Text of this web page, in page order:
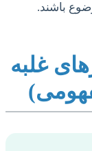
باشند.
غلبه